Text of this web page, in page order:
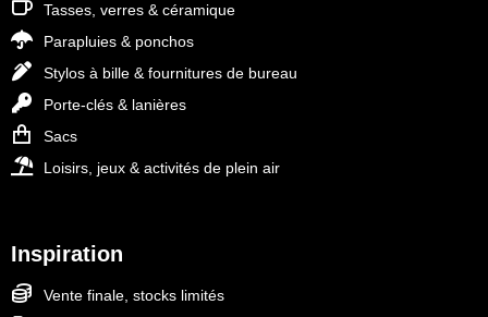
Tasses, verres & céramique
Parapluies & ponchos
Stylos à bille & fournitures de bureau
Porte-clés & lanières
Sacs
Loisirs, jeux & activités de plein air
Inspiration
Vente finale, stocks limités